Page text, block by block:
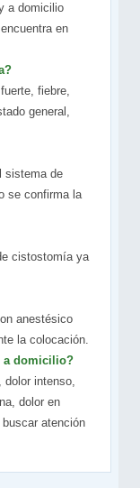
a domicilio
en
fiebre,
general,
sistema de
se confirma la
cistostomía ya
anestésico
la colocación.
a domicilio?
dolor intenso,
dolor en
atención